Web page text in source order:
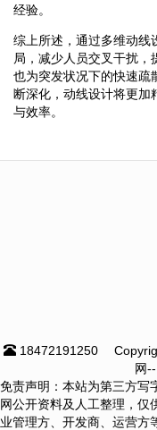
经验。
综上所述，通过多维动线
局，减少人员交叉干扰，
也为突发状况下的快速疏
断深化，动线设计将更加
与效率。
18472191250
网
免责声明：本站为第三方写
网公开资料及人工整理，仅
业管理方、开发商、运营方